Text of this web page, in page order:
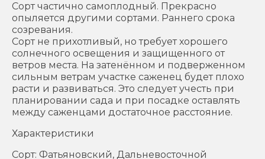
Сорт частично самоплодный. Прекрасно
опыляется другими сортами. Раннего срока
созревания.
Сорт не прихотливый, но требует хорошего
солнечного освещения и защищенного от
ветров места. На затенённом и подверженном
сильным ветрам участке саженец будет плохо
расти и развиваться. Это следует учесть при
планировании сада и при посадке оставлять
между саженцами достаточное расстояние.
Характеристики
Сорт: Фатьяновский, Дальневосточной